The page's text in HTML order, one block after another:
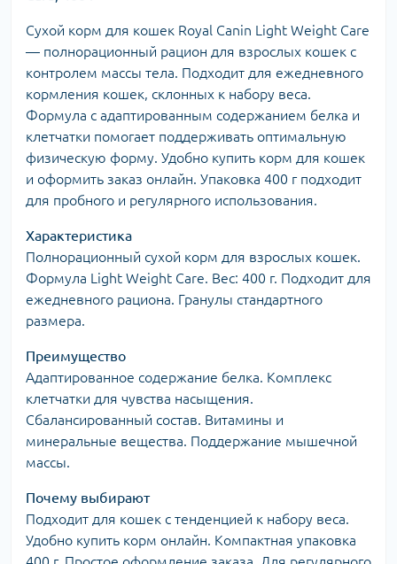
Сухой корм для кошек Royal Canin Light Weight Care
— полнорационный рацион для взрослых кошек с
контролем массы тела. Подходит для ежедневного
кормления кошек, склонных к набору веса.
Формула с адаптированным содержанием белка и
клетчатки помогает поддерживать оптимальную
физическую форму. Удобно купить корм для кошек
и оформить заказ онлайн. Упаковка 400 г подходит
для пробного и регулярного использования.
Характеристика
Полнорационный сухой корм для взрослых кошек.
Формула Light Weight Care. Вес: 400 г. Подходит для
ежедневного рациона. Гранулы стандартного
размера.
Преимущество
Адаптированное содержание белка. Комплекс
клетчатки для чувства насыщения.
Сбалансированный состав. Витамины и
минеральные вещества. Поддержание мышечной
массы.
Почему выбирают
Подходит для кошек с тенденцией к набору веса.
Удобно купить корм онлайн. Компактная упаковка